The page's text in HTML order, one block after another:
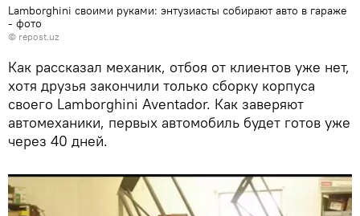
Lamborghini своими руками: энтузиасты собирают авто в гараже
- фото
© repost.uz
Как рассказал механик, отбоя от клиентов уже нет,
хотя друзья закончили только сборку корпуса
своего Lamborghini Aventador. Как заверяют
автомеханики, первых автомобиль будет готов уже
через 40 дней.